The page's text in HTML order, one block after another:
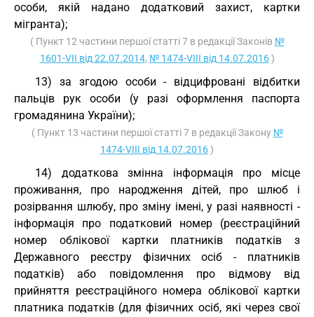
особи, якій надано додатковий захист, картки
мігранта);
( Пункт 12 частини першої статті 7 в редакції Законів №
1601-VII від 22.07.2014, № 1474-VIII від 14.07.2016)
13) за згодою особи - відцифровані відбитки
пальців рук особи (у разі оформлення паспорта
громадянина України);
( Пункт 13 частини першої статті 7 в редакції Закону №
1474-VIII від 14.07.2016)
14) додаткова змінна інформація про місце
проживання, про народження дітей, про шлюб і
розірвання шлюбу, про зміну імені, у разі наявності -
інформація про податковий номер (реєстраційний
номер облікової картки платників податків з
Державного реєстру фізичних осіб - платників
податків) або повідомлення про відмову від
прийняття реєстраційного номера облікової картки
платника податків (для фізичних осіб, які через свої